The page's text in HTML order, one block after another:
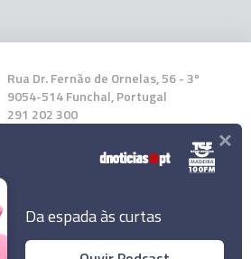
Rua Dr. Fernão de Ornelas, 56 - 3º
9054-514 Funchal, Portugal
291 202 300
Instale a nossa App
Da espada às curtas
×